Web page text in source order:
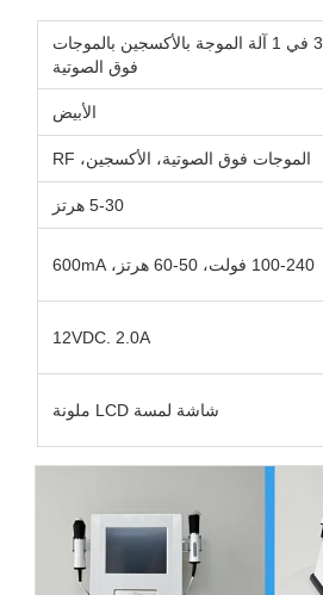
3 في 1 آلة الموجة بالأكسجين بالموجات
فوق الصوتية
الأبيض
الموجات فوق الصوتية، الأكسجين، RF
5-30 هرتز
100-240 فولت، 50-60 هرتز، 600mA
12VDC. 2.0A
شاشة لمسة LCD ملونة